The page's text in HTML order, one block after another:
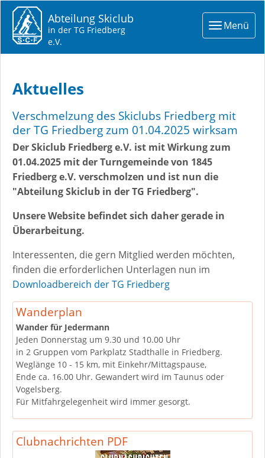
Toggle
Menü
Abteilung Skiclub
in der TG Friedberg
e.V.
Aktuelles
Verschmelzung des Skiclubs Friedberg mit
der TG Friedberg zum 01.04.2025 wirksam
Der Skiclub Friedberg e.V. ist mit Wirkung zum
01.04.2025 mit der Turngemeinde von 1845
Friedberg e.V. verschmolzen und ist nun die
"Abteilung Skiclub in der TG Friedberg".
Unsere Website befindet sich daher gerade in
Überarbeitung.
Interessenten, die gern Mitglied werden möchten,
finden die erforderlichen Unterlagen nun im
Downloadbereich der TG Friedberg
Wanderplan
Wander für Jedermann
Jeden Donnerstag um 9.30 und 10.00 Uhr
in 2 Gruppen vom Parkplatz Stadthalle in Friedberg.
Weglänge 10 - 15 km, mit Einkehr/Mittagspause,
Ende ca. 16.00 Uhr. Gewandert wird im Taunus oder
Vogelsberg.
Für Mitfahrgelegenheit wird immer gesorgt.
Clubnachrichten PDF